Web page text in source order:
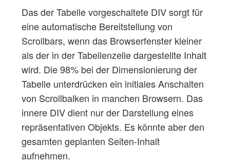
Das der Tabelle vorgeschaltete DIV sorgt für
eine automatische Bereitstellung von
Scrollbars, wenn das Browserfenster kleiner
als der in der Tabellenzelle dargestellte Inhalt
wird. Die 98% bei der Dimensionierung der
Tabelle unterdrücken ein initiales Anschalten
von Scrollbalken in manchen Browsern. Das
innere DIV dient nur der Darstellung eines
repräsentativen Objekts. Es könnte aber den
gesamten geplanten Seiten-Inhalt
aufnehmen.